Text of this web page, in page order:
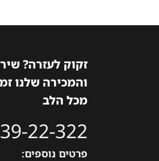
זקוק לעזרה?
והמכירה שלנו
מכל הלב
22-322
פרטים נוספים: